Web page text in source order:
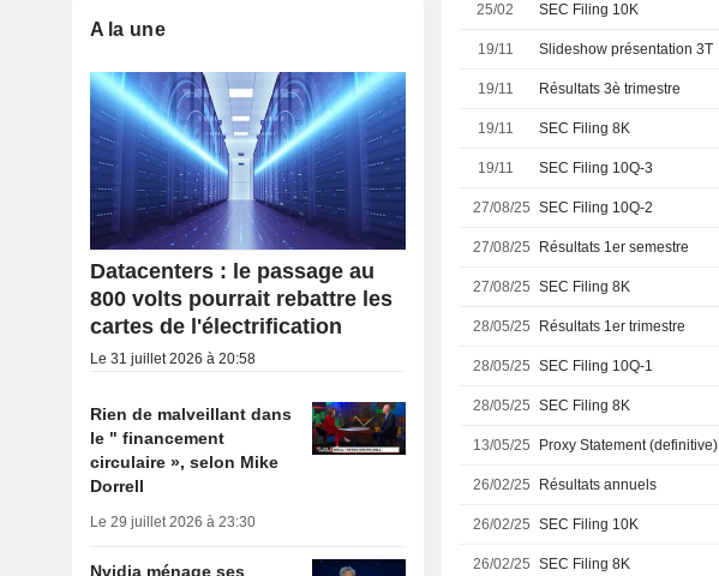
25/02 SEC Filing 10K
19/11 Slideshow présentation 3T
19/11 Résultats 3è trimestre
19/11 SEC Filing 8K
19/11 SEC Filing 10Q-3
27/08/25 SEC Filing 10Q-2
27/08/25 Résultats 1er semestre
27/08/25 SEC Filing 8K
28/05/25 Résultats 1er trimestre
28/05/25 SEC Filing 10Q-1
28/05/25 SEC Filing 8K
13/05/25 Proxy Statement (definitive)
26/02/25 Résultats annuels
26/02/25 SEC Filing 10K
26/02/25 SEC Filing 8K
A la une
Datacenters : le passage au
800 volts pourrait rebattre les
cartes de l'électrification
Le 31 juillet 2026 à 20:58
Rien de malveillant dans
le " financement
circulaire », selon Mike
Dorrell
Le 29 juillet 2026 à 23:30
Nvidia ménage ses